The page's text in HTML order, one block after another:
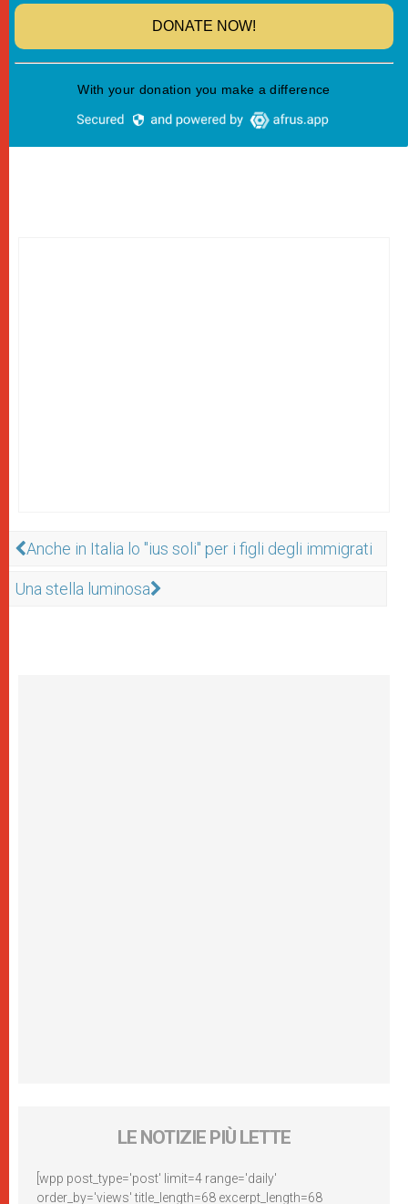
Anche in Italia lo "ius soli" per i figli degli immigrati
Una stella luminosa
LE NOTIZIE PIÙ LETTE
[wpp post_type='post' limit=4 range='daily'
order_by='views' title_length=68 excerpt_length=68